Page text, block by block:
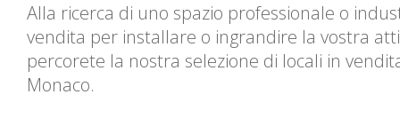
Alla ricerca di uno spazio professionale o
vendita per installare o ingrandire la vostra
percorete la nostra selezione di locali in
Monaco.